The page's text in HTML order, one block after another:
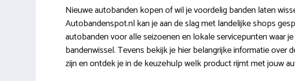
Nieuwe autobanden kopen of wil je voordelig banden laten
Autobandenspot.nl kan je aan de slag met landelijke shops
autobanden voor alle seizoenen en lokale servicepunten waar
bandenwissel. Tevens bekijk je hier belangrijke informatie over
zijn en ontdek je in de keuzehulp welk product rijmt met jouw